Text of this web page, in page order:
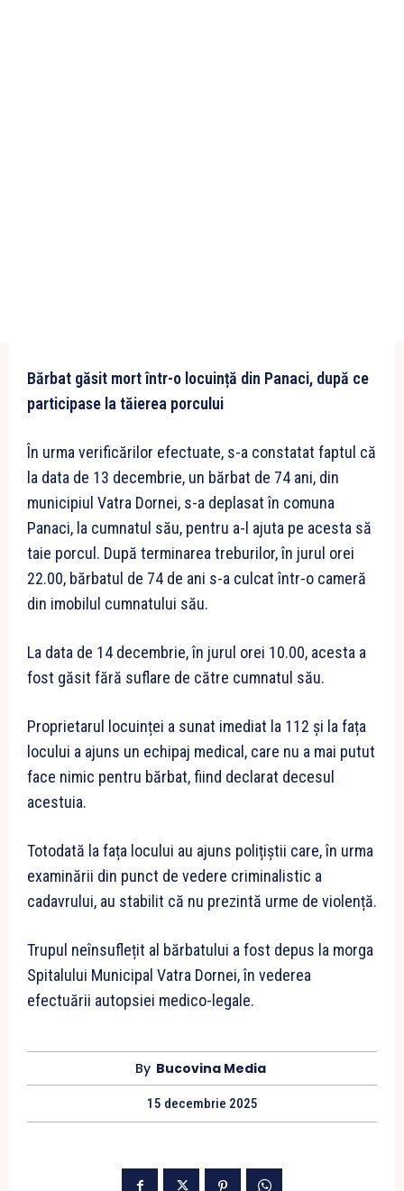
Bărbat găsit mort într-o locuință din Panaci, după ce
participase la tăierea porcului
În urma verificărilor efectuate, s-a constatat faptul că
la data de 13 decembrie, un bărbat de 74 ani, din
municipiul Vatra Dornei, s-a deplasat în comuna
Panaci, la cumnatul său, pentru a-l ajuta pe acesta să
taie porcul. După terminarea treburilor, în jurul orei
22.00, bărbatul de 74 de ani s-a culcat într-o cameră
din imobilul cumnatului său.
La data de 14 decembrie, în jurul orei 10.00, acesta a
fost găsit fără suflare de către cumnatul său.
Proprietarul locuinței a sunat imediat la 112 și la fața
locului a ajuns un echipaj medical, care nu a mai putut
face nimic pentru bărbat, fiind declarat decesul
acestuia.
Totodată la fața locului au ajuns polițiștii care, în urma
examinării din punct de vedere criminalistic a
cadavrului, au stabilit că nu prezintă urme de violență.
Trupul neînsuflețit al bărbatului a fost depus la morga
Spitalului Municipal Vatra Dornei, în vederea
efectuării autopsiei medico-legale.
By Bucovina Media
15 decembrie 2025